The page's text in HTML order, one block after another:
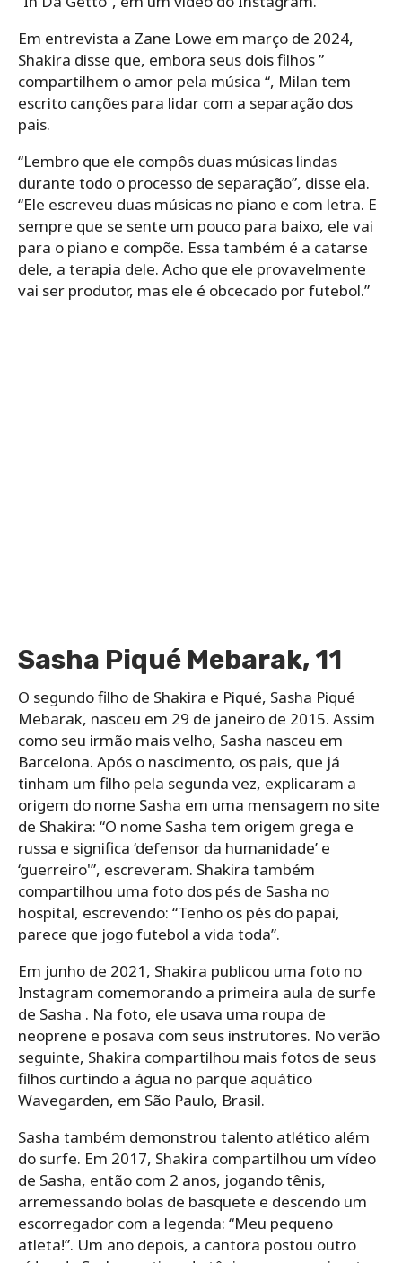
Em entrevista a Zane Lowe em março de 2024,
Shakira disse que, embora seus dois filhos ”
compartilhem o amor pela música “, Milan tem
escrito canções para lidar com a separação dos
pais.
“Lembro que ele compôs duas músicas lindas
durante todo o processo de separação”, disse ela.
“Ele escreveu duas músicas no piano e com letra. E
sempre que se sente um pouco para baixo, ele vai
para o piano e compõe. Essa também é a catarse
dele, a terapia dele. Acho que ele provavelmente
vai ser produtor, mas ele é obcecado por futebol.”
Sasha Piqué Mebarak, 11
O segundo filho de Shakira e Piqué, Sasha Piqué
Mebarak, nasceu em 29 de janeiro de 2015. Assim
como seu irmão mais velho, Sasha nasceu em
Barcelona. Após o nascimento, os pais, que já
tinham um filho pela segunda vez, explicaram a
origem do nome Sasha em uma mensagem no site
de Shakira: “O nome Sasha tem origem grega e
russa e significa ‘defensor da humanidade’ e
‘guerreiro'”, escreveram. Shakira também
compartilhou uma foto dos pés de Sasha no
hospital, escrevendo: “Tenho os pés do papai,
parece que jogo futebol a vida toda”.
Em junho de 2021, Shakira publicou uma foto no
Instagram comemorando a primeira aula de surfe
de Sasha . Na foto, ele usava uma roupa de
neoprene e posava com seus instrutores. No verão
seguinte, Shakira compartilhou mais fotos de seus
filhos curtindo a água no parque aquático
Wavegarden, em São Paulo, Brasil.
Sasha também demonstrou talento atlético além
do surfe. Em 2017, Shakira compartilhou um vídeo
de Sasha, então com 2 anos, jogando tênis,
arremessando bolas de basquete e descendo um
escorregador com a legenda: “Meu pequeno
atleta!”. Um ano depois, a cantora postou outro